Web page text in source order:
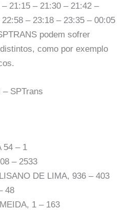
21:15 – 21:30 – 21:42 –
– 23:18 – 23:35 – 00:05
podem sofrer
como por exemplo
SPTrans
54 – 1
– 2533
DE LIMA, 936 – 403
48
1 – 163